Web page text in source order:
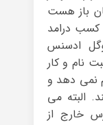
باز هست
درامد
ادسنس
نام و کار
نمی دهد و
البته می
خارج از